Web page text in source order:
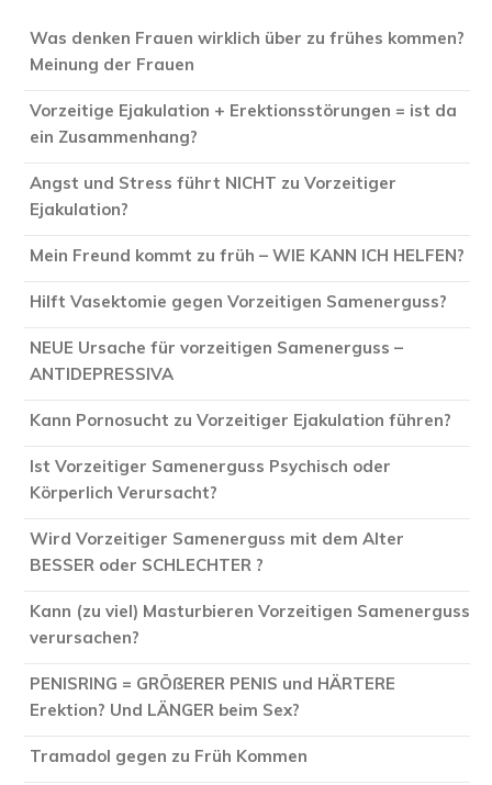
Was denken Frauen wirklich über zu frühes kommen?
Meinung der Frauen
Vorzeitige Ejakulation + Erektionsstörungen = ist da
ein Zusammenhang?
Angst und Stress führt NICHT zu Vorzeitiger
Ejakulation?
Mein Freund kommt zu früh – WIE KANN ICH HELFEN?
Hilft Vasektomie gegen Vorzeitigen Samenerguss?
NEUE Ursache für vorzeitigen Samenerguss –
ANTIDEPRESSIVA
Kann Pornosucht zu Vorzeitiger Ejakulation führen?
Ist Vorzeitiger Samenerguss Psychisch oder
Körperlich Verursacht?
Wird Vorzeitiger Samenerguss mit dem Alter
BESSER oder SCHLECHTER ?
Kann (zu viel) Masturbieren Vorzeitigen Samenerguss
verursachen?
PENISRING = GRÖßERER PENIS und HÄRTERE
Erektion? Und LÄNGER beim Sex?
Tramadol gegen zu Früh Kommen